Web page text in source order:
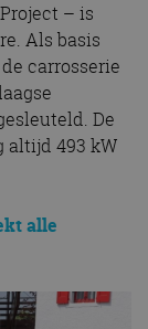
– is
Als basis
carrosserie
De
altijd 493 kW
alle